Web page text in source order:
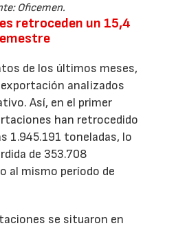
Oficemen.
retroceden un 15,4
de los últimos meses,
analizados
Así, en el primer
han retrocedido
1.945.191 toneladas, lo
de 353.708
al mismo período de
se situaron en